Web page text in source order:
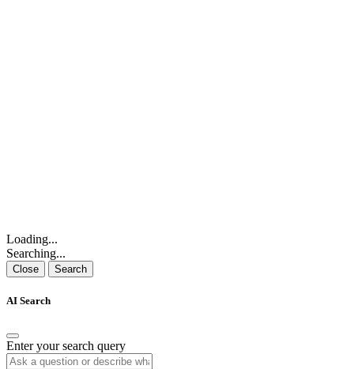
Loading...
Searching...
Close Search
AI Search
Enter your search query